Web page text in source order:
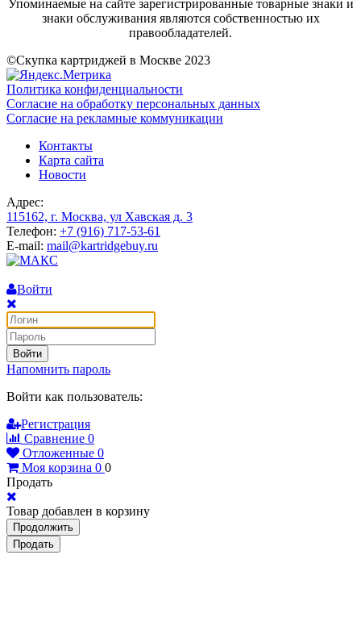
Упоминаемые на сайте зарегистрированные товарные знаки и
знаки обслуживания являются собственностью их
правообладателей.
©Скупка картриджей в Москве 2023
Политика конфиденциальности
Согласие на обработку персональных данных
Согласие на рекламные коммуникации
Контакты
Карта сайта
Новости
Адрес:
115162, г. Москва, ул Хавская д. 3
Телефон: +7 (916) 717-53-61
E-mail: mail@kartridgebuy.ru
Войти
Войти
Напомнить пароль
Войти как пользователь:
Регистрация
Сравнение 0
Отложенные 0
Моя корзина 0 0
Продать
Товар добавлен в корзину
Продолжить
Продать